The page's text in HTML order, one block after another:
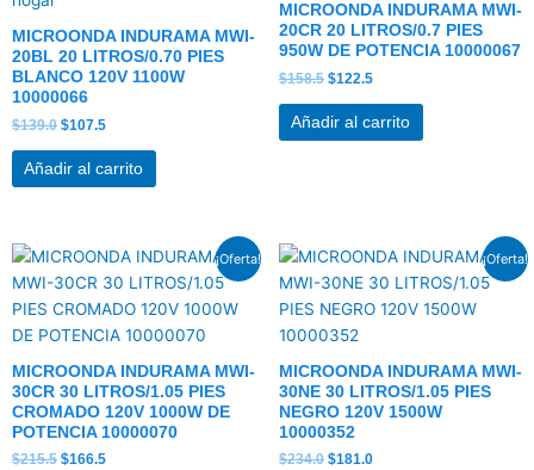
MICROONDA INDURAMA MWI-
20BL 20 LITROS/0.70 PIES
BLANCO 120V 1100W
10000066
$139.0 $107.5
Añadir al carrito
MICROONDA INDURAMA MWI-
20CR 20 LITROS/0.7 PIES
950W DE POTENCIA 10000067
$158.5 $122.5
Añadir al carrito
¡Oferta!
MICROONDA INDURAMA MWI-
30CR 30 LITROS/1.05 PIES
CROMADO 120V 1000W DE
POTENCIA 10000070
$215.5
El
original
era:
$215.5.
$166.5
El
actual
es:
$166.5.
¡Oferta!
MICROONDA INDURAMA MWI-
30NE 30 LITROS/1.05 PIES
NEGRO 120V 1500W
10000352
$234.0
El
original
era:
$234.0.
$181.0
El
actual
es: